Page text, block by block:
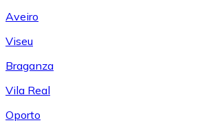
Aveiro
Viseu
Braganza
Vila Real
Oporto